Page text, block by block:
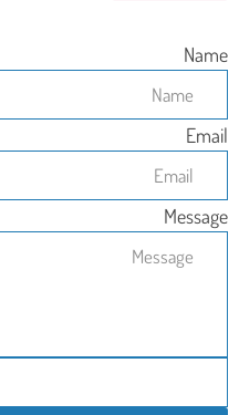
Name
Email
Message